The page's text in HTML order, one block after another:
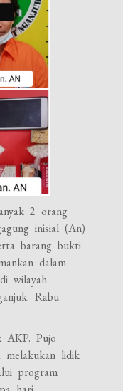
2 orang
inisial (An)
barang bukti
dalam
wilayah
Rabu
AKP. Pujo
melakukan lidik
program